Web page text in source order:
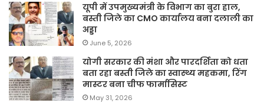
यूपी में उपमुख्यमंत्री के विभाग का बुरा हाल,
बस्ती जिले का CMO कार्यालय बना दलाली का
अड्डा
June 5, 2026
योगी सरकार की मंशा और पारदर्शिता को धता
बता रहा बस्ती जिले का स्वास्थ्य महकमा, रिंग
मास्टर बना चीफ फार्मासिस्ट
May 31, 2026